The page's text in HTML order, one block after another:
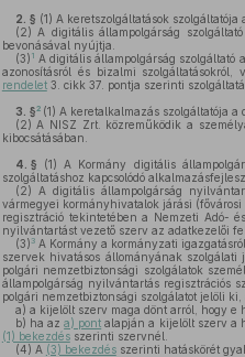
2. § (1) A keretszolgáltatások szolgáltatója
(2) A digitális állampolgárság
bevonásával nyújtja.
(3) 1 A digitális állampolgárság szolgáltató
azonosításról és bizalmi
rendelet3. cikk 37. pontja szerinti
3. §2 (1) A keretalkalmazás szolgáltatója a
(2) A NISZ Zrt. közreműködik a
kibocsátásában.
4. § (1) A Kormány digitális
szolgáltatáshoz kapcsolódó
(2) A digitális állampolgárság
vármegyei kormányhivatalok járási
regisztráció tekintetében a Nemzeti Adó-
nyilvántartást vezető szerv az adatkezelői
(3) 3A Kormány a kormányzati
szervek hivatásos állományának szolgálati
polgári nemzetbiztonsági szolgálatok
állampolgárság nyilvántartás regisztrációs
polgári nemzetbiztonsági szolgálatot jelöli ki,
a) a kijelölt szerv maga dönt arról, hogy e
b) ha aza) pont alapján a kijelölt szerv a
(1) bekezdésszerinti szervnél.
(4) A (3) bekezdésszerinti hatáskörét